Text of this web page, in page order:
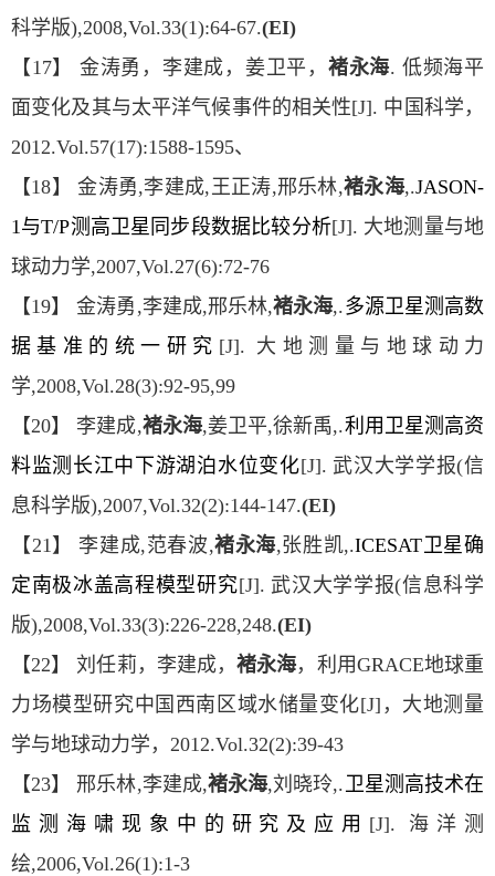
科学版),2008,Vol.33(1):64-67.(EI)
【17】 金涛勇，李建成，姜卫平， 褚永海. 低频海平
面变化及其与太平洋气候事件的相关性[J]. 中国科学，
2012.Vol.57(17):1588-1595、
【18】 金涛勇,李建成,王正涛,邢乐林,褚永海,.JASON-
1与T/P测高卫星同步段数据比较分析[J]. 大地测量与地
球动力学,2007,Vol.27(6):72-76
【19】 金涛勇,李建成,邢乐林,褚永海,.多源卫星测高数
据基准的统一研究 [J]. 大地测量与地球动力
学,2008,Vol.28(3):92-95,99
【20】 李建成,褚永海,姜卫平,徐新禹,.利用卫星测高资
料监测长江中下游湖泊水位变化[J]. 武汉大学学报(信
息科学版),2007,Vol.32(2):144-147.(EI)
【21】 李建成,范春波,褚永海,张胜凯,.ICESAT卫星确
定南极冰盖高程模型研究[J]. 武汉大学学报(信息科学
版),2008,Vol.33(3):226-228,248.(EI)
【22】 刘任莉，李建成，褚永海，利用GRACE地球重
力场模型研究中国西南区域水储量变化[J]，大地测量
学与地球动力学，2012.Vol.32(2):39-43
【23】 邢乐林,李建成,褚永海,刘晓玲,.卫星测高技术在
监测海啸现象中的研究及应用 [J]. 海洋测
绘,2006,Vol.26(1):1-3